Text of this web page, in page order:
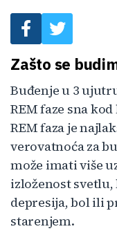
Zašto se
Buđenje u 3
REM faze sna
REM faza je
verovatnoća za
može imati više
izloženost
depresija, bol ili
starenjem.